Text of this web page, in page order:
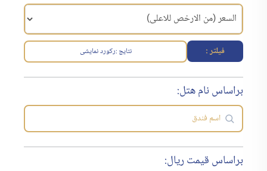
فیلتر : نتایج :رکورد نمایشی
براساس نام هتل:
براساس قیمت ریال: